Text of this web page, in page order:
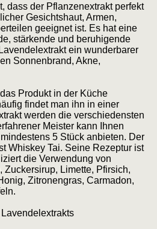
dass der Pflanzenextrakt perfekt
Gesichtshaut, Armen,
geeignet ist. Es hat eine
stärkende und beruhigende
ein wunderbarer
Sonnenbrand, Akne,
Produkt in der Küche
findet man ihn in einer
werden die verschiedensten
Meister kann Ihnen
5 Stück anbieten. Der
Whiskey Tai. Seine Rezeptur ist
die Verwendung von
Zuckersirup, Limette, Pfirsich,
Zitronengras, Carmadon,